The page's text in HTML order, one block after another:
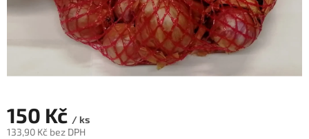
150 Kč / ks
133,90 Kč bez DPH